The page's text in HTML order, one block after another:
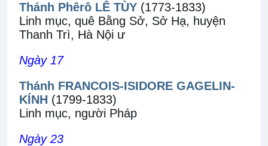
Thánh Phêrô LÊ TÙY (1773-1833)
Linh mục, quê Bằng Sở, Sở Hạ, huyện
Thanh Trì, Hà Nội ư
Ngày 17
Thánh FRANCOIS-ISIDORE GAGELIN-
KÍNH (1799-1833)
Linh mục, người Pháp
Ngày 23